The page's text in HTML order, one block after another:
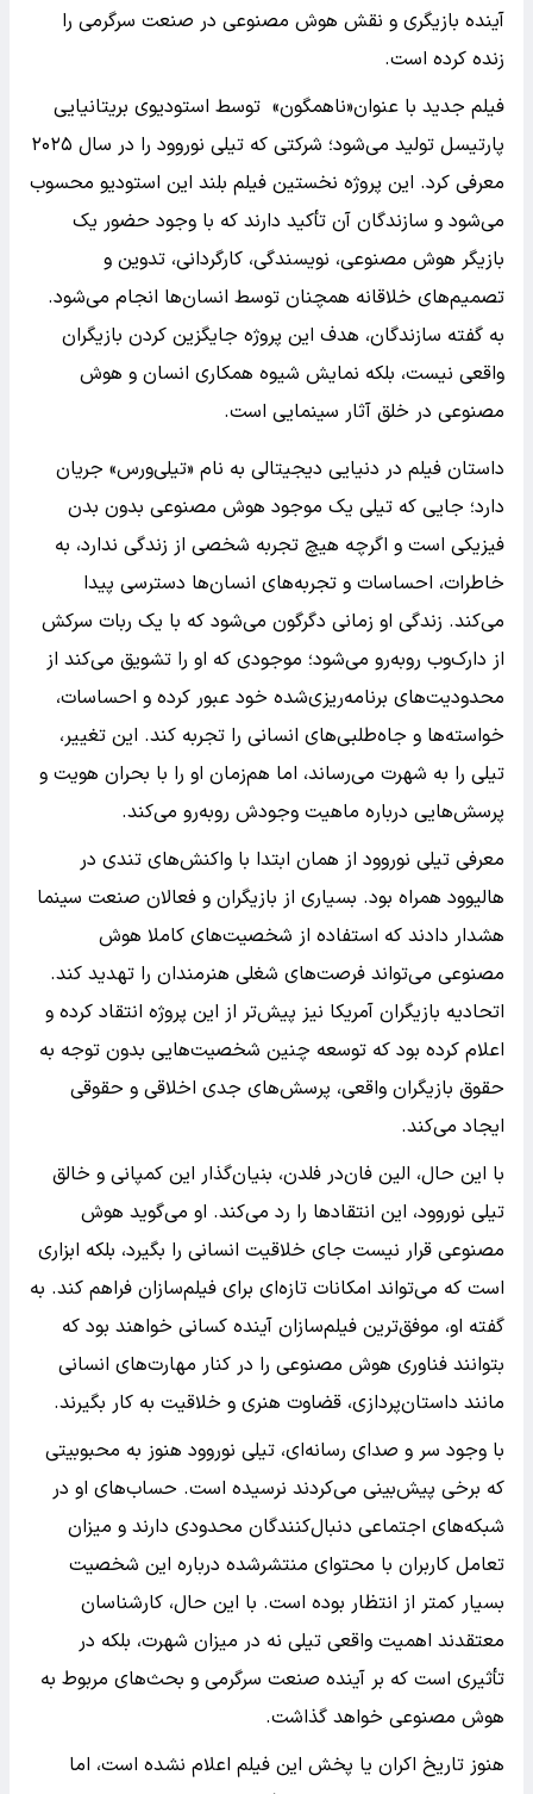
آینده بازیگری و نقش هوش مصنوعی در صنعت سرگرمی را
زنده کرده است.
فیلم جدید با عنوان«ناهمگون» توسط استودیوی بریتانیایی
پارتیسل تولید می‌شود؛ شرکتی که تیلی نوروود را در سال ۲۰۲۵
معرفی کرد. این پروژه نخستین فیلم بلند این استودیو محسوب
می‌شود و سازندگان آن تأکید دارند که با وجود حضور یک
بازیگر هوش مصنوعی، نویسندگی، کارگردانی، تدوین و
تصمیم‌های خلاقانه همچنان توسط انسان‌ها انجام می‌شود.
به گفته سازندگان، هدف این پروژه جایگزین کردن بازیگران
واقعی نیست، بلکه نمایش شیوه همکاری انسان و هوش
مصنوعی در خلق آثار سینمایی است.
داستان فیلم در دنیایی دیجیتالی به نام «تیلی‌ورس» جریان
دارد؛ جایی که تیلی یک موجود هوش مصنوعی بدون بدن
فیزیکی است و اگرچه هیچ تجربه شخصی از زندگی ندارد، به
خاطرات، احساسات و تجربه‌های انسان‌ها دسترسی پیدا
می‌کند. زندگی او زمانی دگرگون می‌شود که با یک ربات سرکش
از دارک‌وب روبه‌رو می‌شود؛ موجودی که او را تشویق می‌کند از
محدودیت‌های برنامه‌ریزی‌شده خود عبور کرده و احساسات،
خواسته‌ها و جاه‌طلبی‌های انسانی را تجربه کند. این تغییر،
تیلی را به شهرت می‌رساند، اما هم‌زمان او را با بحران هویت و
پرسش‌هایی درباره ماهیت وجودش روبه‌رو می‌کند.
معرفی تیلی نوروود از همان ابتدا با واکنش‌های تندی در
هالیوود همراه بود. بسیاری از بازیگران و فعالان صنعت سینما
هشدار دادند که استفاده از شخصیت‌های کاملا هوش
مصنوعی می‌تواند فرصت‌های شغلی هنرمندان را تهدید کند.
اتحادیه بازیگران آمریکا نیز پیش‌تر از این پروژه انتقاد کرده و
اعلام کرده بود که توسعه چنین شخصیت‌هایی بدون توجه به
حقوق بازیگران واقعی، پرسش‌های جدی اخلاقی و حقوقی
ایجاد می‌کند.
با این حال، الین فان‌در فلدن، بنیان‌گذار این کمپانی و خالق
تیلی نوروود، این انتقادها را رد می‌کند. او می‌گوید هوش
مصنوعی قرار نیست جای خلاقیت انسانی را بگیرد، بلکه ابزاری
است که می‌تواند امکانات تازه‌ای برای فیلم‌سازان فراهم کند. به
گفته او، موفق‌ترین فیلم‌سازان آینده کسانی خواهند بود که
بتوانند فناوری هوش مصنوعی را در کنار مهارت‌های انسانی
مانند داستان‌پردازی، قضاوت هنری و خلاقیت به کار بگیرند.
با وجود سر و صدای رسانه‌ای، تیلی نوروود هنوز به محبوبیتی
که برخی پیش‌بینی می‌کردند نرسیده است. حساب‌های او در
شبکه‌های اجتماعی دنبال‌کنندگان محدودی دارند و میزان
تعامل کاربران با محتوای منتشرشده درباره این شخصیت
بسیار کمتر از انتظار بوده است. با این حال، کارشناسان
معتقدند اهمیت واقعی تیلی نه در میزان شهرت، بلکه در
تأثیری است که بر آینده صنعت سرگرمی و بحث‌های مربوط به
هوش مصنوعی خواهد گذاشت.
هنوز تاریخ اکران یا پخش این فیلم اعلام نشده است، اما